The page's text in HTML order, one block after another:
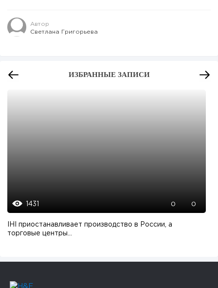
Автор
Светлана Григорьева
ИЗБРАННЫЕ ЗАПИСИ
1431 0 0
IHI приостанавливает производство в России, а
торговые центры...